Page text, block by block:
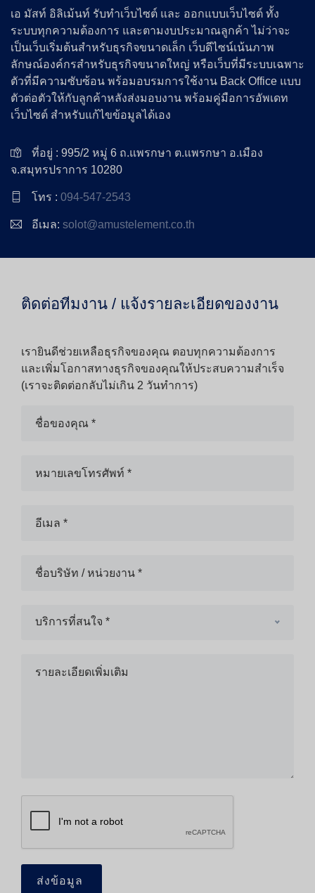
เอ มัสท์ อิลิเม้นท์ รับทำเว็บไซต์ และ ออกแบบเว็บไซต์ ทั้ง
ระบบทุกความต้องการ และตามงบประมาณลูกค้า ไม่ว่าจะ
เป็นเว็บเริ่มต้นสำหรับธุรกิจขนาดเล็ก เว็บดีไซน์เน้นภาพ
ลักษณ์องค์กรสำหรับธุรกิจขนาดใหญ่ หรือเว็บที่มีระบบเฉพาะ
ตัวที่มีความซับซ้อน พร้อมอบรมการใช้งาน Back Office แบบ
ตัวต่อตัวให้กับลูกค้าหลังส่งมอบงาน พร้อมคู่มือการอัพเดท
เว็บไซต์ สำหรับแก้ไขข้อมูลได้เอง
ที่อยู่ : 995/2 หมู่ 6 ถ.แพรกษา ต.แพรกษา อ.เมือง
จ.สมุทรปราการ 10280
โทร : 094-547-2543
อีเมล: solot@amustelement.co.th
ติดต่อทีมงาน / แจ้งรายละเอียดของงาน
เรายินดีช่วยเหลือธุรกิจของคุณ ตอบทุกความต้องการ
และเพิ่มโอกาสทางธุรกิจของคุณให้ประสบความสำเร็จ
(เราจะติดต่อกลับไม่เกิน 2 วันทำการ)
บริการที่สนใจ *
ส่งข้อมูล